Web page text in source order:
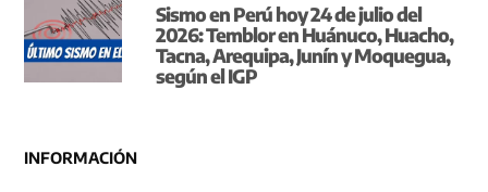
Sismo en Perú hoy 24 de julio del
2026: Temblor en Huánuco, Huacho,
Tacna, Arequipa, Junín y Moquegua,
según el IGP
INFORMACIÓN